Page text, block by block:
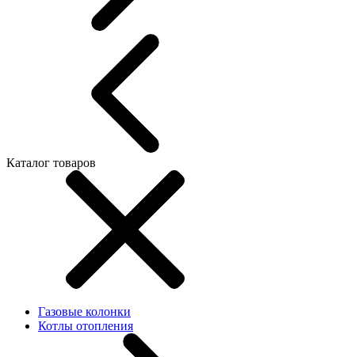
Каталог товаров
Газовые колонки
Котлы отопления